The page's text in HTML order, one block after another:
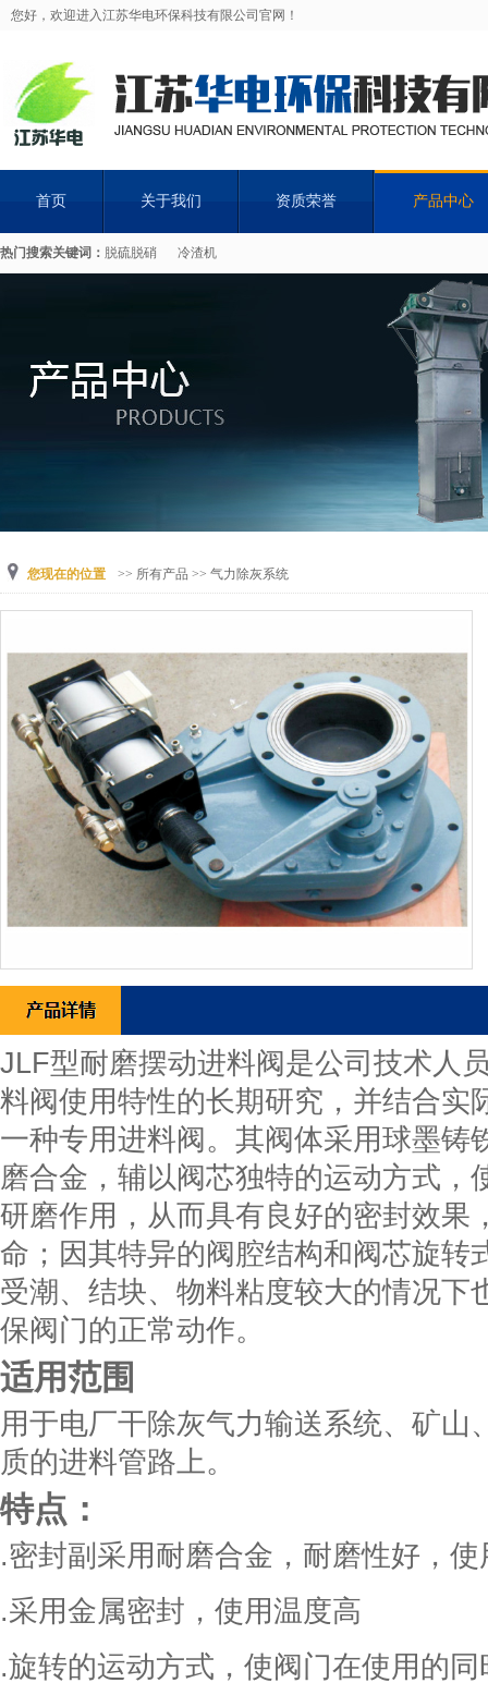
您好，欢迎进入江苏华电环保科技有限公司官网！
首页 关于我们 资质荣誉 产品中心
热门搜索关键词： 脱硫脱硝 冷渣机
您现在的位置 >> 所有产品 >> 气力除灰系统
JLF型耐磨摆动进料阀是公司技术人
料阀使用特性的长期研究，并结合实
一种专用进料阀。其阀体采用球墨铸
磨合金，辅以阀芯独特的运动方式，
研磨作用，从而具有良好的密封效果
命；因其特异的阀腔结构和阀芯旋转
受潮、结块、物料粘度较大的情况下
保阀门的正常动作。
适用范围
用于电厂干除灰气力输送系统、矿山
质的进料管路上。
特点：
.密封副采用耐磨合金，耐磨性好，使
.采用金属密封，使用温度高
.旋转的运动方式，使阀门在使用的